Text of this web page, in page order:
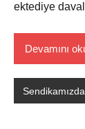
ektediye
Devamını